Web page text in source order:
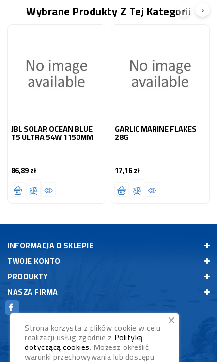
Wybrane Produkty Z Tej Kategorii
JBL SOLAR OCEAN BLUE
T5 ULTRA 54W 1150MM
86,89 złCena
GARLIC MARINE FLAKES
28G
17,16 złCena
‹ ›
INFORMACJA O SKLEPIE
TWOJE KONTO
PRODUKTY
NASZA FIRMA
Strona korzysta z plików cookie w celu
realizacji usług zgodnie z Polityką
dotyczącą cookies. Możesz określić
warunki przechowywania lub dostępu